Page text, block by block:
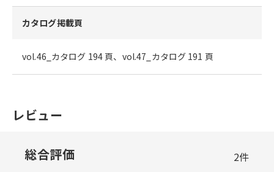
カタログ掲載頁
vol.46_カタログ 194 頁、vol.47_カタログ 191 頁
レビュー
総合評価 2件